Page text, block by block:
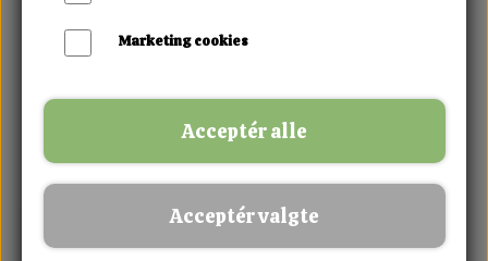
Marketing cookies
Acceptér alle
Acceptér valgte